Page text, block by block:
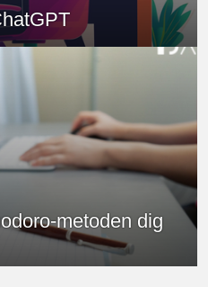
metoden dig